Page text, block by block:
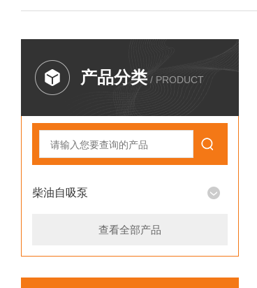
产品分类 / PRODUCT
柴油自吸泵
查看全部产品